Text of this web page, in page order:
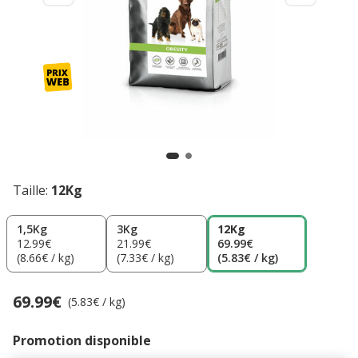
Taille: 12Kg
1,5Kg
12.99€
(8.66€ / kg)
3Kg
21.99€
(7.33€ / kg)
12Kg
69.99€
(5.83€ / kg)
Promotion disponible
Prix 69.99€, 5.83 EUR par kg
69.99€ (5.83€ / kg)